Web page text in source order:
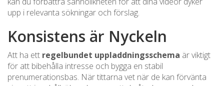
upp i relevanta sökningar och förslag.
Konsistens är Nyckeln
Att ha ett regelbundet uppladdningsschema är viktigt
för att bibehålla intresse och bygga en stabil
prenumerationsbas. När tittarna vet när de kan förvänta